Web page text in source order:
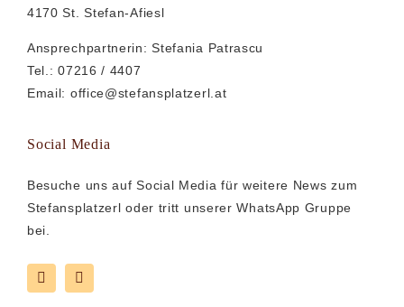
4170 St. Stefan-Afiesl
Ansprechpartnerin: Stefania Patrascu
Tel.: 07216 / 4407
Email: office@stefansplatzerl.at
Social Media
Besuche uns auf Social Media für weitere News zum
Stefansplatzerl oder tritt unserer WhatsApp Gruppe
bei.